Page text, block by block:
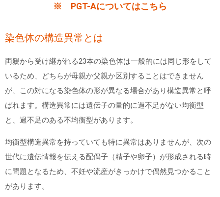
※ PGT-Aについてはこちら
染色体の構造異常とは
両親から受け継がれる23本の染色体は一般的には同じ形をして
いるため、どちらが母親か父親か区別することはできません
が、この対になる染色体の形が異なる場合があり構造異常と呼
ばれます。構造異常には遺伝子の量的に過不足がない均衡型
と、過不足のある不均衡型があります。
均衡型構造異常を持っていても特に異常はありませんが、次の
世代に遺伝情報を伝える配偶子（精子や卵子）が形成される時
に問題となるため、不妊や流産がきっかけで偶然見つかること
があります。